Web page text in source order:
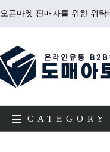
오픈마켓 판매자를 위한 위
CATEGORY